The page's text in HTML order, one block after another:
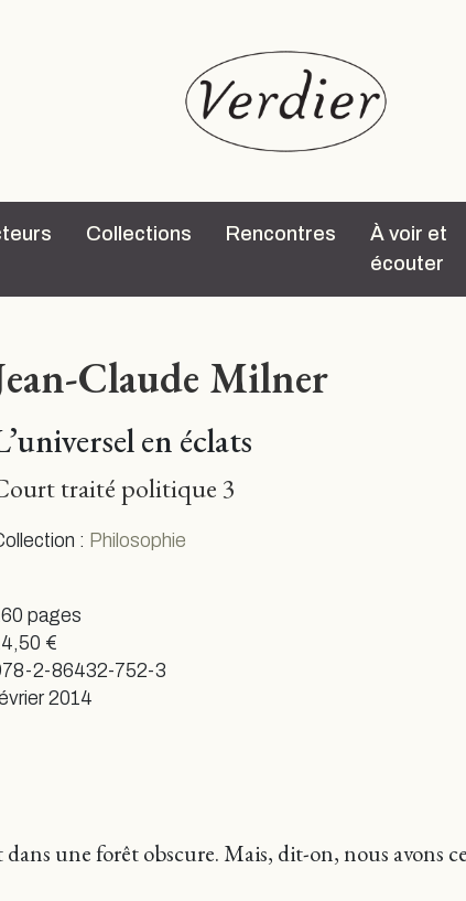
Collections Rencontres
À voir et
écouter
Claude Milner
en éclats
traité politique 3
: Philosophie
pages
€
2-86432-752-3
2014
dans une forêt obscure. Mais, dit-on, nous avons